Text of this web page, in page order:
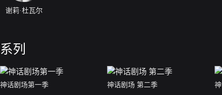
谢莉·杜瓦尔
系列
神话剧场第一季 神话剧场 第二季